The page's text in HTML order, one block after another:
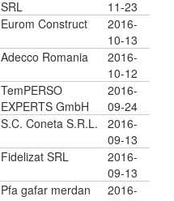
SRL
11-23
Eurom Construct
2016-
10-13
Adecco Romania
2016-
10-12
TemPERSO
EXPERTS GmbH
2016-
09-24
S.C. Coneta S.R.L.
2016-
09-13
Fidelizat SRL
2016-
09-13
Pfa gafar merdan
2016-